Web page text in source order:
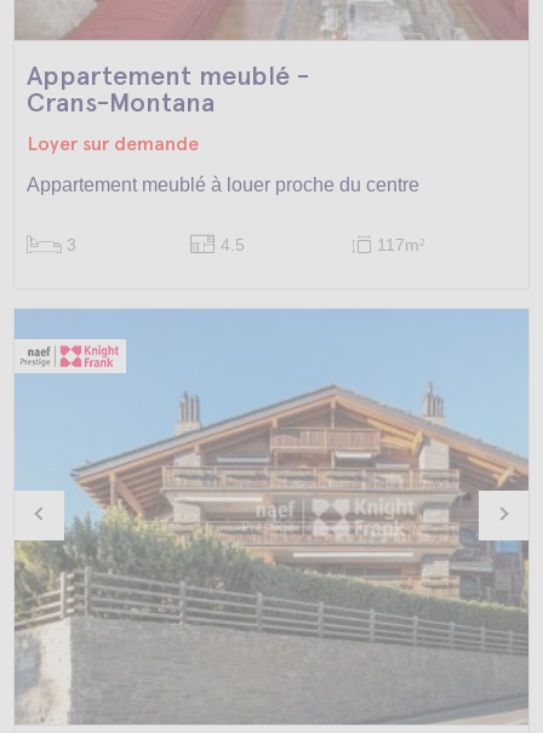
Appartement meublé -
Crans-Montana
Loyer sur demande
Appartement meublé à louer proche du centre
3 4.5 117m2